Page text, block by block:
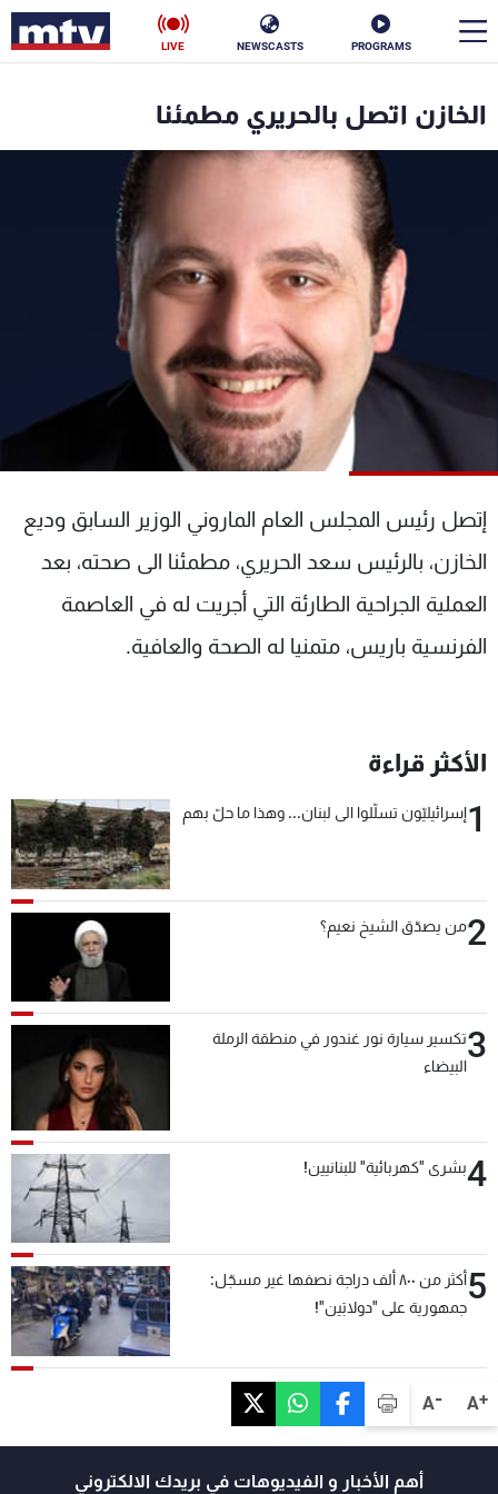
PROGRAMS
NEWSCASTS
LIVE
A+
A-
الخازن اتصل بالحريري مطمئنا
إتصل رئيس المجلس العام الماروني الوزير السابق وديع
الخازن، بالرئيس سعد الحريري، مطمئنا الى صحته، بعد
العملية الجراحية الطارئة التي أجريت له في العاصمة
الفرنسية باريس، متمنيا له الصحة والعافية.
الأكثر قراءة
1إسرائيليّون تسلّلوا الى لبنان... وهذا ما حلّ بهم
2من يصدّق الشيخ نعيم؟
3تكسير سيارة نور غندور في منطقة الرملة
البيضاء
4بشرى "كهربائية" للبنانيين!
5
أكثر من ٨٠٠ ألف دراجة نصفها غير مسجّل:
جمهورية على "دولابَين"!
أهم الأخبار و الفيديوهات في بريدك الالكتروني
فن
رياضة
كأس العالم
شاهد البرامج
الترددات
الإنـتـاج
وظائف
تواصل معنا